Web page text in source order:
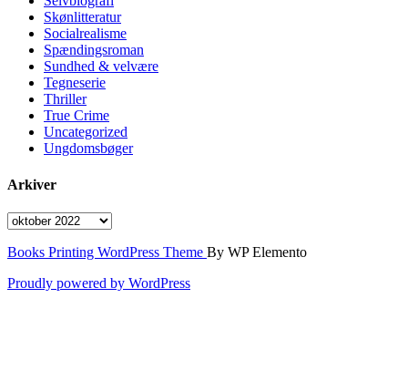
Skønlitteratur
Socialrealisme
Spændingsroman
Sundhed & velvære
Tegneserie
Thriller
True Crime
Uncategorized
Ungdomsbøger
Arkiver
Arkiver
Books Printing WordPress Theme By WP Elemento
Proudly powered by WordPress